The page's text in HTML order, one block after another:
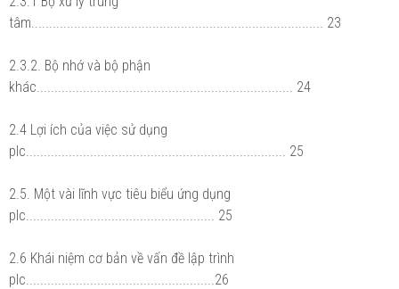
tâm.................................................................................. 23
2.3.2. Bộ nhớ và bộ phận
khác........................................................................ 24
2.4 Lợi ích của việc sử dụng
plc......................................................................... 25
2.5. Một vài lĩnh vực tiêu biểu ứng dụng
plc..................................................... 25
2.6 Khái niệm cơ bản về vấn đề lập trình
plc.....................................................26